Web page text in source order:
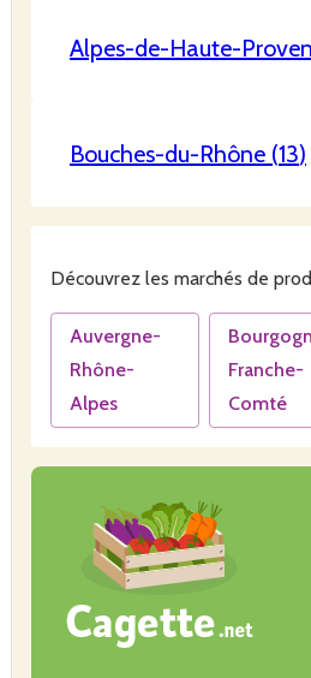
Alpes-de-Haute-
Bouches-du-Rhône (13)
Découvrez les marchés de
Auvergne-
Rhône-
Alpes
Franche-
Comté